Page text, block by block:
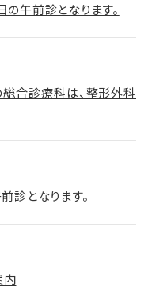
午前診となります。
総合診療科は、整形外科
診となります。
内